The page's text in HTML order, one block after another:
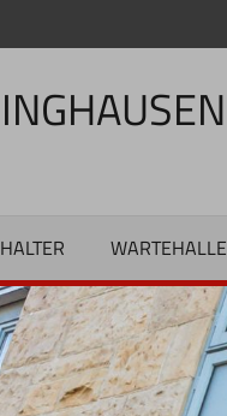
WARTEHALLE